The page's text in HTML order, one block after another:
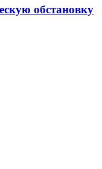
обстановку